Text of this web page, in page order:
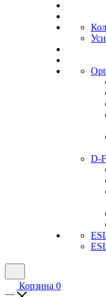
D-
Корзина 0